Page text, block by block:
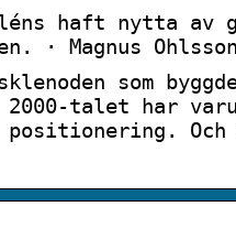
haft nytta av
· Magnus
som
2000-talet har
Och